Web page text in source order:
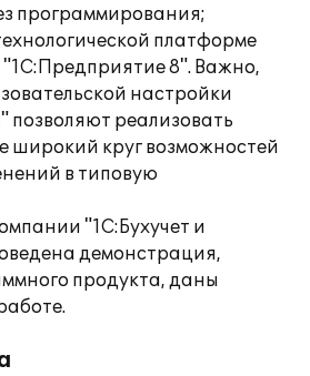
программирования;
платформе
"1С:Предприятие 8". Важно,
настройки
позволяют реализовать
широкий круг возможностей
в типовую
"1С:Бухучет и
демонстрация,
продукта, даны